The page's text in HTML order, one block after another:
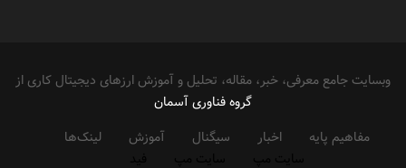
وبسایت جامع معرفی، خبر، مقاله، تحلیل و آموزش ارزهای دیجیتال کاری از
گروه فناوری آسمان
مفاهیم پایه
اخبار سیگنال آموزش
لینک‌ها